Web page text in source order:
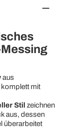
aus
komplett mit
Stil zeichnen
aus, dessen
überarbeitet